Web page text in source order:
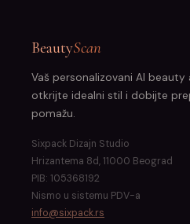
BeautyScan
Vaš personalizovani AI beauty
otkrijte idealni stil i dobijte
pomažu.
Sixpack Dizajn Studio
Hrizantema 8d, 11000 Beograd
PIB: 105368192
Nismo u sistemu PDV-a
info@sixpack.rs